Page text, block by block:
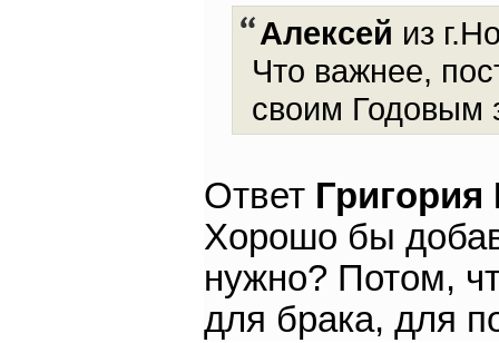
Алексей из
Что важнее,
своим Годовым
Ответ
Хорошо бы
нужно? Потом,
для брака, для